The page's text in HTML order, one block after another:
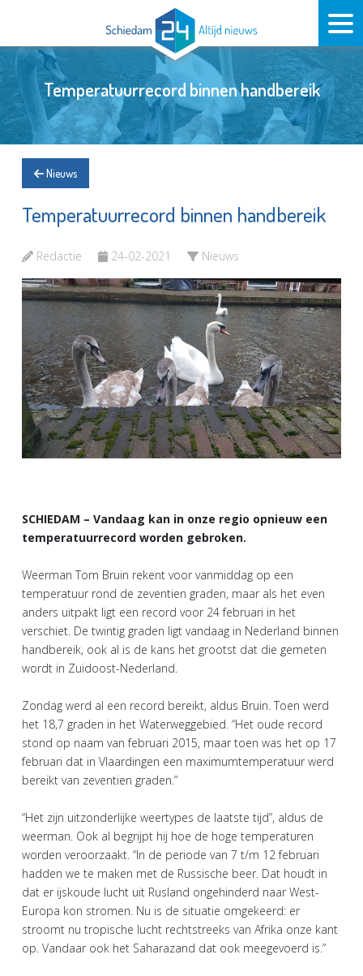
Temperatuurrecord binnen handbereik
Nieuws
Temperatuurrecord binnen handbereik
Redactie 24-02-2021 Nieuws
SCHIEDAM – Vandaag kan in onze regio opnieuw een
temperatuurrecord worden gebroken.
Weerman Tom Bruin rekent voor vanmiddag op een
temperatuur rond de zeventien graden, maar als het even
anders uitpakt ligt een record voor 24 februari in het
verschiet. De twintig graden ligt vandaag in Nederland binnen
handbereik, ook al is de kans het grootst dat die gemeten
wordt in Zuidoost-Nederland.
Zondag werd al een record bereikt, aldus Bruin. Toen werd
het 18,7 graden in het Waterweggebied. “Het oude record
stond op naam van februari 2015, maar toen was het op 17
februari dat in Vlaardingen een maximumtemperatuur werd
bereikt van zeventien graden.”
“Het zijn uitzonderlijke weertypes de laatste tijd”, aldus de
weerman. Ook al begrijpt hij hoe de hoge temperaturen
worden veroorzaakt. “In de periode van 7 t/m 12 februari
hadden we te maken met de Russische beer. Dat houdt in
dat er ijskoude lucht uit Rusland ongehinderd naar West-
Europa kon stromen. Nu is de situatie omgekeerd: er
stroomt nu tropische lucht rechtstreeks van Afrika onze kant
op. Vandaar ook het Saharazand dat ook meegevoerd is.”